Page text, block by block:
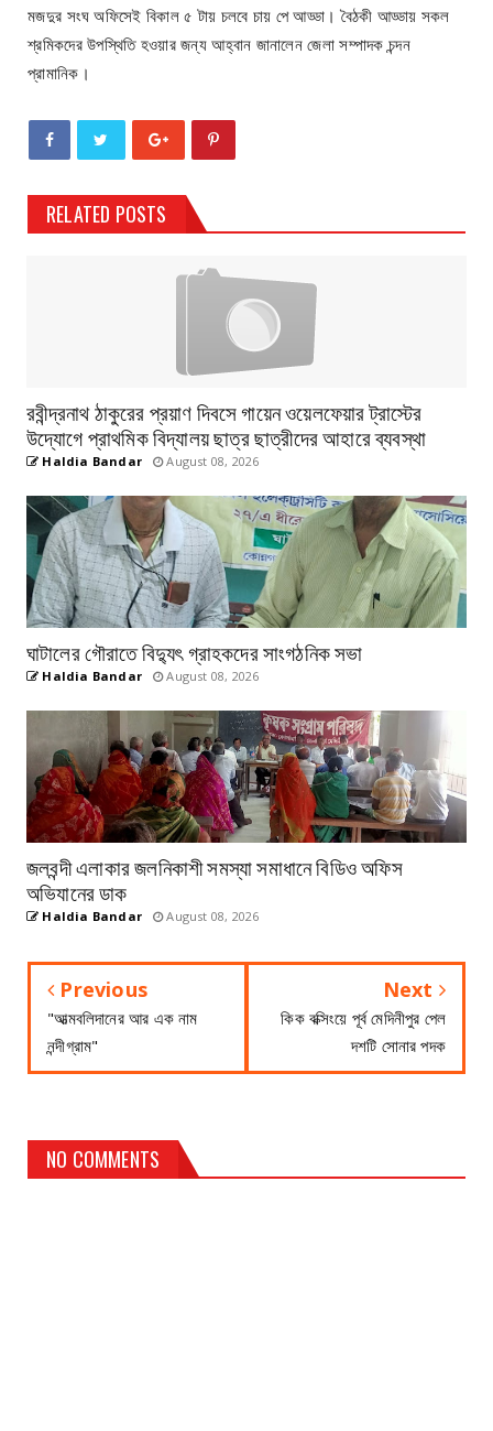
মজদুর সংঘ অফিসেই বিকাল ৫ টায় চলবে চায় পে আড্ডা। বৈঠকী আড্ডায় সকল
শ্রমিকদের উপস্থিতি হওয়ার জন্য আহ্বান জানালেন জেলা সম্পাদক চন্দন
প্রামানিক।
RELATED POSTS
রবীন্দ্রনাথ ঠাকুরের প্রয়াণ দিবসে গায়েন ওয়েলফেয়ার ট্রাস্টের
উদ্যোগে প্রাথমিক বিদ্যালয় ছাত্র ছাত্রীদের আহারে ব্যবস্থা
Haldia Bandar August 08, 2026
ঘাটালের গৌরাতে বিদ্যুৎ গ্রাহকদের সাংগঠনিক সভা
Haldia Bandar August 08, 2026
জলবন্দী এলাকার জলনিকাশী সমস্যা সমাধানে বিডিও অফিস
অভিযানের ডাক
Haldia Bandar August 08, 2026
Previous
"আত্মবলিদানের আর এক নাম
নন্দীগ্রাম"
Next
কিক বক্সিংয়ে পূর্ব মেদিনীপুর পেল
দশটি সোনার পদক
NO COMMENTS